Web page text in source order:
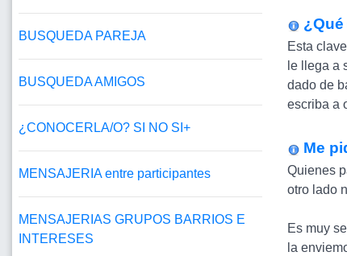
BUSQUEDA PAREJA
BUSQUEDA AMIGOS
¿CONOCERLA/O? SI NO SI+
MENSAJERIA entre participantes
MENSAJERIAS GRUPOS BARRIOS E
INTERESES
Esta
le llega a
dado de
escriba a
Me
Quienes
otro lado
Es muy
la